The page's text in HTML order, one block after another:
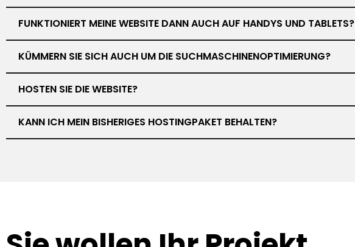
FUNKTIONIERT MEINE WEBSITE DANN AUCH AUF HANDYS UND TABLETS?
KÜMMERN SIE SICH AUCH UM DIE SUCHMASCHINENOPTIMIERUNG?
HOSTEN SIE DIE WEBSITE?
KANN ICH MEIN BISHERIGES HOSTINGPAKET BEHALTEN?